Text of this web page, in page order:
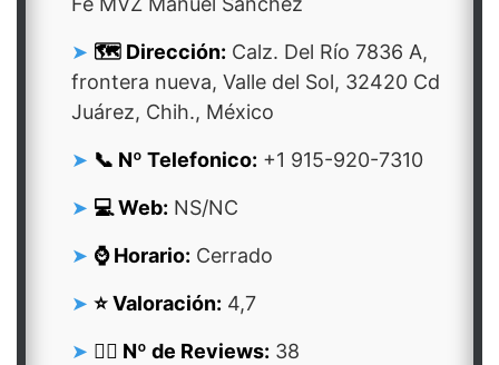
🗺️ Dirección: Calz. Del Río 7836 A,
frontera nueva, Valle del Sol, 32420 Cd
Juárez, Chih., México
📞 Nº Telefonico: +1 915-920-7310
💻 Web: NS/NC
⌚ Horario: Cerrado
⭐ Valoración: 4,7
👍🏻 Nº de Reviews: 38